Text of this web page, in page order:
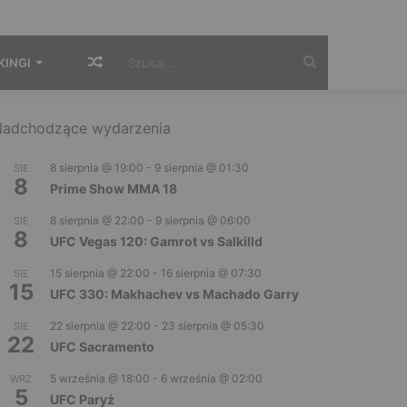
Losowy
wydarzenia
SIE
8
8 sierpnia @ 19:00 - 9 sierpnia @ 01:30
Prime Show MMA 18
SIE
8
8 sierpnia @ 22:00 - 9 sierpnia @ 06:00
UFC Vegas 120: Gamrot vs Salkilld
SIE
15
15 sierpnia @ 22:00 - 16 sierpnia @ 07:30
UFC 330: Makhachev vs Machado Garry
SIE
22
22 sierpnia @ 22:00 - 23 sierpnia @ 05:30
UFC Sacramento
WRZ
5
5 września @ 18:00 - 6 września @ 02:00
UFC Paryż